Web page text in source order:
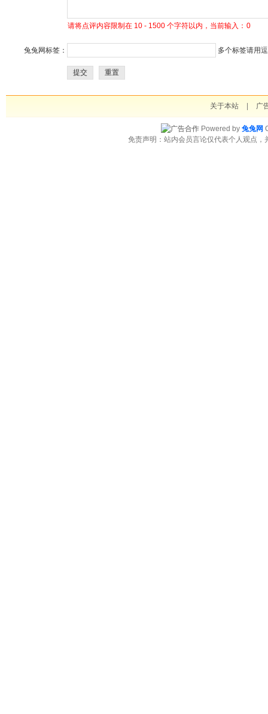
请将点评内容限制在 10 - 1500 个字符以内，当前输入： 0
兔兔网标签： 多个标签请用
提交 重置
关于本站 广
Powered by 兔兔网
免责声明：站内会员言论仅代表个人观点